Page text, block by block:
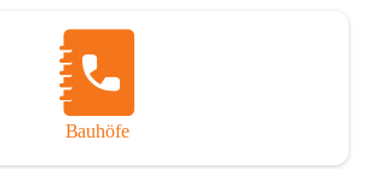
m
an der Laming, Hüttengraben,
Bauhöfe